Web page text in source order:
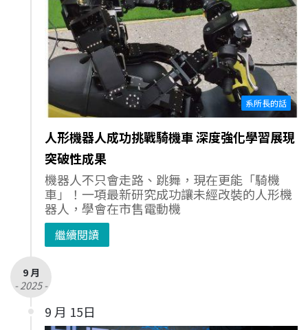
系所長的話
人形機器人成功挑戰騎機車 深度強化學習展現
突破性成果
機器人不只會走路、跳舞，現在更能「騎機
車」！一項最新研究成功讓未經改裝的人形機
器人，學會在市售電動機
繼續閱讀
9 月
- 2025 -
9 月 15日